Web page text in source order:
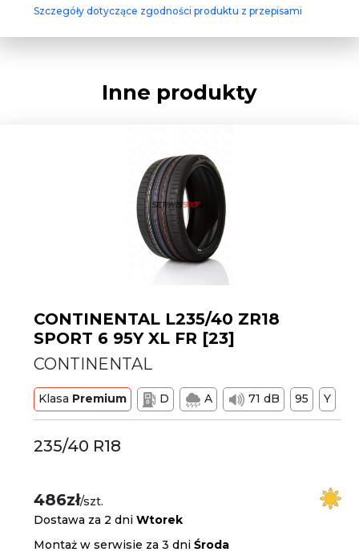
Szczegóły dotyczące zgodności produktu z przepisami
Inne produkty
CONTINENTAL L235/40 ZR18
SPORT 6 95Y XL FR [23]
CONTINENTAL
Klasa Premium D A 71 dB 95 Y
235/40 R18
486zł/szt.
Dostawa za 2 dniWtorek
Montaż w serwisie za 3 dniŚroda